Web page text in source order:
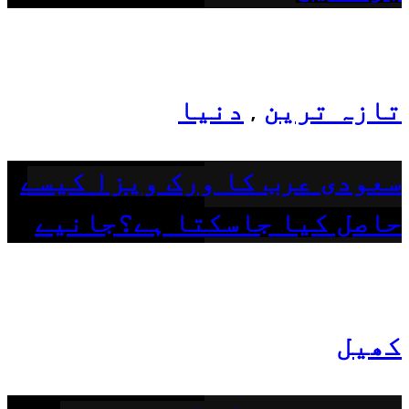
تازہ ترین , دنیا
سعودی عرب کا ورک ویزا کیسے
حاصل کیا جاسکتا ہے؟جانیے
کھیل